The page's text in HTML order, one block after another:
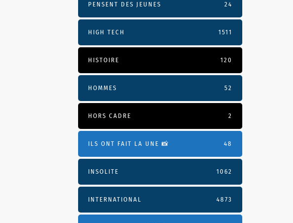
PENSENT DES JEUNES
24
HIGH TECH 1511
HISTOIRE 120
HOMMES 52
HORS CADRE 2
ILS ONT FAIT LA UNE 📸 48
INSOLITE 1062
INTERNATIONAL 4873